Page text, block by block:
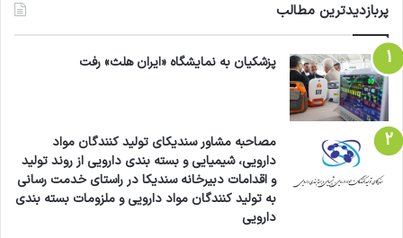
پربازدیدترین مطالب
پزشکیان به نمایشگاه «ایران هلث» رفت
مصاحبه مشاور سندیکای تولید کنندگان مواد
دارویی، شیمیایی و بسته بندی دارویی از روند تولید
و اقدامات دبیرخانه سندیکا در راستای خدمت رسانی
به تولید کنندگان مواد دارویی و ملزومات بسته بندی
دارویی